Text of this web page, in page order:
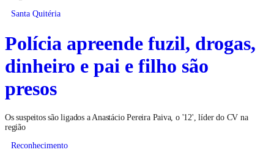
Santa Quitéria
Polícia apreende fuzil, drogas,
dinheiro e pai e filho são
presos
Os suspeitos são ligados a Anastácio Pereira Paiva, o '12', líder do CV na
região
Reconhecimento